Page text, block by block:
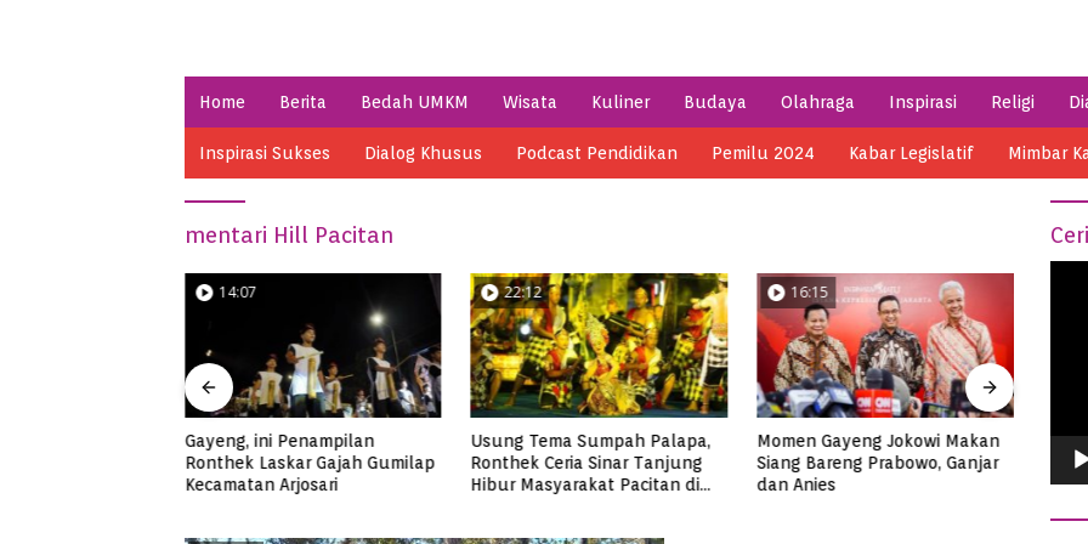
Home Berita Bedah UMKM Wisata Kuliner Budaya Olahraga Inspirasi Religi
Inspirasi Sukses Dialog Khusus Podcast Pendidikan Pemilu 2024 Kabar Legislatif Mimbar
mentari Hill Pacitan
Gayeng, ini Penampilan
Ronthek Laskar Gajah Gumilap
Kecamatan Arjosari
22:12
Usung Tema Sumpah Palapa,
Ronthek Ceria Sinar Tanjung
Hibur Masyarakat Pacitan di
16:15
Momen Gayeng Jokowi Makan
Siang Bareng Prabowo, Ganjar
dan Anies
Semarak HSN
Ribuan Santri
Tuna Super